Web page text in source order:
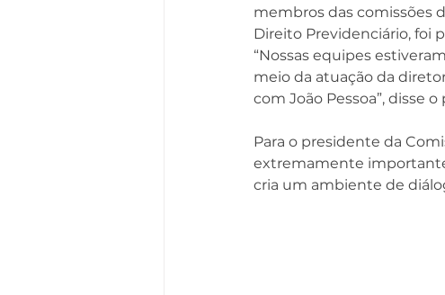
membros das comissões
Direito Previdenciário, foi
“Nossas equipes
meio da atuação da
com João Pessoa”, disse
Para o presidente da
extremamente
cria um ambiente de